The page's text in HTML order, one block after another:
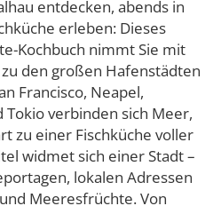
entdecken, abends in
erleben: Dieses
Kochbuch nimmt Sie mit
den großen Hafenstädten
Francisco, Neapel,
Tokio verbinden sich Meer,
zu einer Fischküche voller
widmet sich einer Stadt –
lokalen Adressen
Meeresfrüchte. Von